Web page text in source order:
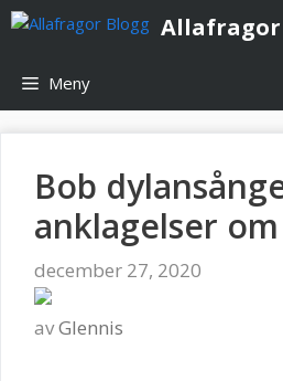
Hoppa
Allafragor
Meny
Bob
anklagelser
december 27, 2020
avGlennis